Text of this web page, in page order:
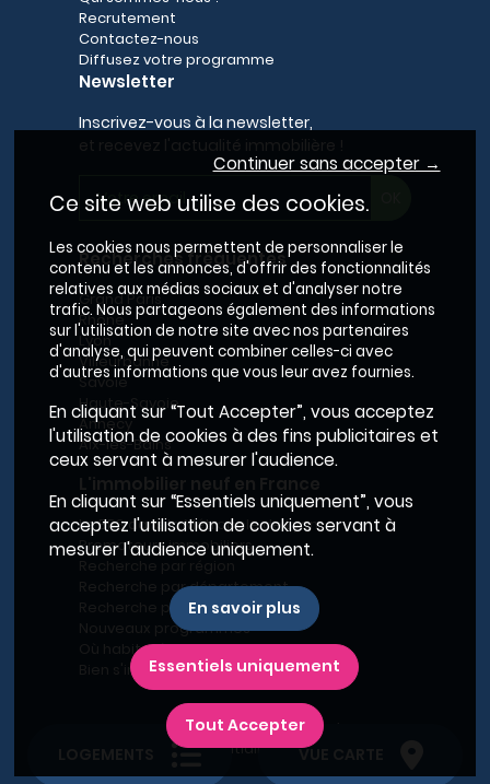
VUE CARTE
Recrutement
Contactez-nous
Diffusez votre programme
Newsletter
Inscrivez-vous à la newsletter,
Recherches fréquentes
Grand Paris
Rhône
Lyon
Villeurbanne
Savoie
Haute-Savoie
Annecy
Aix-les-Bains
Le BRS dans la Métropole de Lyon
Promoteurs immobiliers
Recherche par département
Recherche par ville
Nouveaux programmes
Où habiter à Marseille ?
Bien s'installer
-
Conditions générales d’utilisation
Charte de confidentialité-Mentions légales
Continuer sans accepter →
Ce site web utilise des cookies.
Les cookies nous permettent de personnaliser le
contenu et les annonces, d'offrir des fonctionnalités
relatives aux médias sociaux et d'analyser notre
trafic. Nous partageons également des informations
sur l'utilisation de notre site avec nos partenaires
d'analyse, qui peuvent combiner celles-ci avec
d'autres informations que vous leur avez fournies.
En cliquant sur “Tout Accepter”, vous acceptez
l'utilisation de cookies à des fins publicitaires et
ceux servant à mesurer l'audience.
En cliquant sur “Essentiels uniquement”, vous
acceptez l'utilisation de cookies servant à
mesurer l'audience uniquement.
En savoir plus
Essentiels uniquement
Tout Accepter